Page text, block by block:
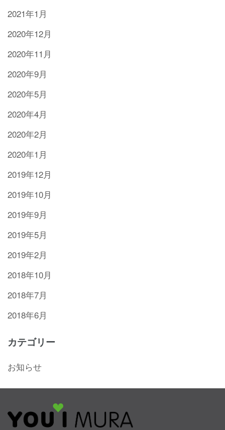
2021年1月
2020年12月
2020年11月
2020年9月
2020年5月
2020年4月
2020年2月
2020年1月
2019年12月
2019年10月
2019年9月
2019年5月
2019年2月
2018年10月
2018年7月
2018年6月
カテゴリー
お知らせ